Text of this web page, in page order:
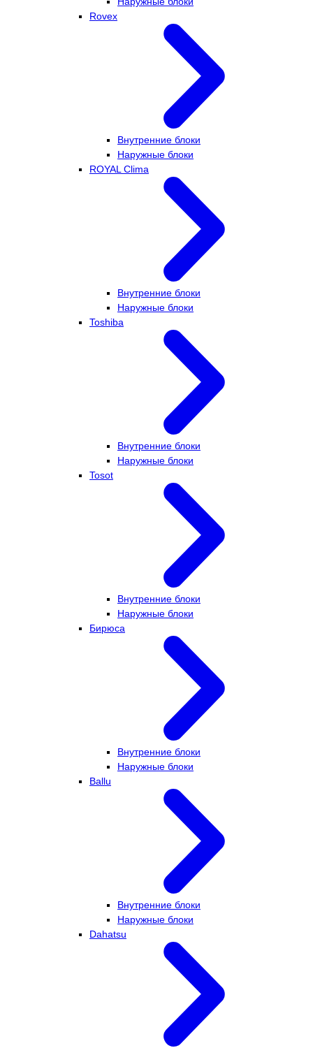
Rovex
Внутренние блоки
Наружные блоки
ROYAL Clima
Внутренние блоки
Наружные блоки
Toshiba
Внутренние блоки
Наружные блоки
Tosot
Внутренние блоки
Наружные блоки
Бирюса
Внутренние блоки
Наружные блоки
Ballu
Внутренние блоки
Наружные блоки
Dahatsu